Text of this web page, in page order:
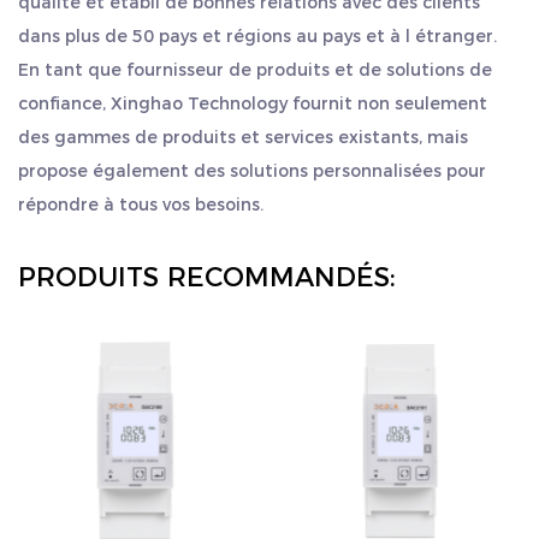
énergétique industrielle et résidentielle.
Compteur d'énergie électrique standard :
conforme aux normes de l'industrie, garantissant
précision et fiabilité.
Compteur à prépaiement : vous permet de
système de facturation prépayée.
Watt-mètres multi-tarifs : idéal pour les scénarios
avec des taux d'énergie variables tout au long de
la journée.
Compteur de demande maximale : surveille la
dans plus de 50 pays et régions au pays et à l étranger.
En tant que fournisseur de produits et de solutions de
confiance, Xinghao Technology fournit non seulement
des gammes de produits et services existants, mais
propose également des solutions personnalisées pour
répondre à tous vos besoins.
PRODUITS RECOMMANDÉS: